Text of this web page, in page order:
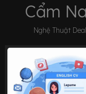
Cẩm
Nghệ Thuật